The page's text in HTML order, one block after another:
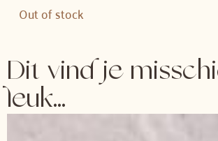
Out of stock
Dit vind je
leuk...